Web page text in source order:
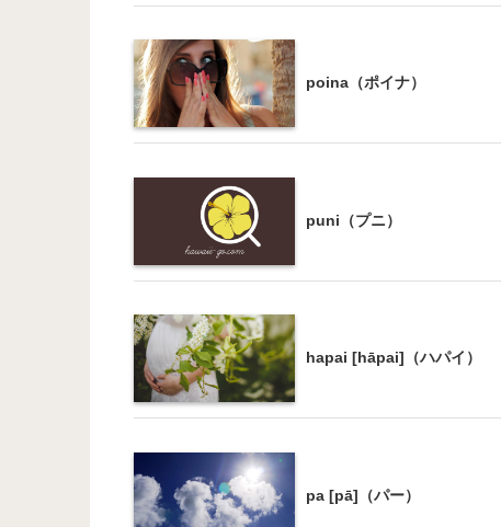
poina（ポイナ）
puni（プニ）
hapai [hāpai]（ハパイ）
pa [pā]（パー）